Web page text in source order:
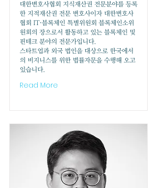
대한변호사협회 지식재산권 전문분야를 등록
한 지적재산권 전문 변호사이자 대한변호사
협회 IT·블록체인 특별위원회 블록체인소위
원회의 장으로서 활동하고 있는 블록체인 및
핀테크 분야의 전문가입니다.
스타트업과 외국 법인을 대상으로 한국에서
의 비지니스를 위한 법률자문을 수행해 오고
있습니다.
Read More